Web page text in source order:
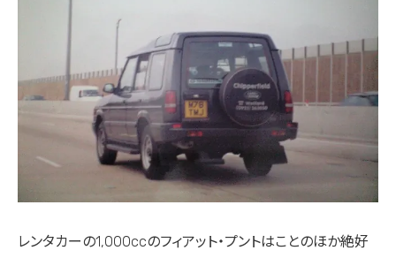
レンタカーの1,000ccのフィアット・プントはことのほか絶好